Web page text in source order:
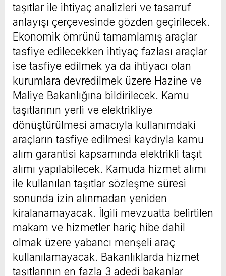
taşıtlar ile ihtiyaç analizleri ve tasarruf
anlayışı çerçevesinde gözden geçirilecek.
Ekonomik ömrünü tamamlamış araçlar
tasfiye edilecekken ihtiyaç fazlası araçlar
ise tasfiye edilmek ya da ihtiyacı olan
kurumlara devredilmek üzere Hazine ve
Maliye Bakanlığına bildirilecek. Kamu
taşıtlarının yerli ve elektrikliye
dönüştürülmesi amacıyla kullanımdaki
araçların tasfiye edilmesi kaydıyla kamu
alım garantisi kapsamında elektrikli taşıt
alımı yapılabilecek. Kamuda hizmet alımı
ile kullanılan taşıtlar sözleşme süresi
sonunda izin alınmadan yeniden
kiralanamayacak. İlgili mevzuatta belirtilen
makam ve hizmetler hariç hibe dahil
olmak üzere yabancı menşeli araç
kullanılamayacak. Bakanlıklarda hizmet
taşıtlarının en fazla 3 adedi bakanlar